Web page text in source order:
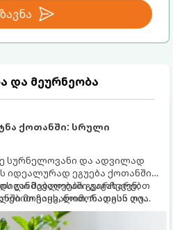
და მეურნეობა
ქოთანში: სრული
სურნელოვანი და ადვილად
იდეალურად ეგუება ქოთანში
მებაღეები გვირჩევენ,
მოვიყვანოთ, რადგან ღია
ის ფესვებით ძალიან
მცენარეებს ავიწროებს.
განმავლობაში გაგახარებთ
ჩაის, ლიმონათისა თუ